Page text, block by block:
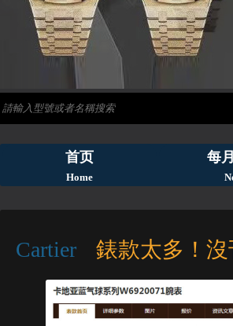
首页
Home
每
Cartier 錶款太多！